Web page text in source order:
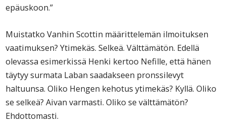
epäuskoon.”
Muistatko Vanhin Scottin määrittelemän ilmoituksen
vaatimuksen? Ytimekäs. Selkeä. Välttämätön. Edellä
olevassa esimerkissä Henki kertoo Nefille, että hänen
täytyy surmata Laban saadakseen pronssilevyt
haltuunsa. Oliko Hengen kehotus ytimekäs? Kyllä. Oliko
se selkeä? Aivan varmasti. Oliko se välttämätön?
Ehdottomasti.